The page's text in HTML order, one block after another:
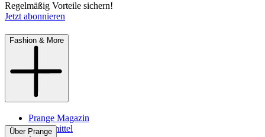
Regelmäßig Vorteile sichern!
Jetzt abonnieren
Fashion & More
Prange Magazin
Pflegemittel
Über Prange